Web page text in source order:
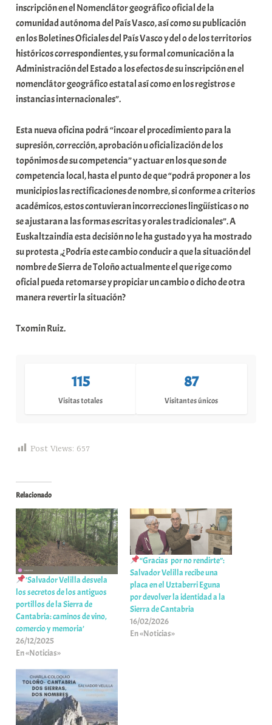
inscripción en el Nomenclátor geográfico oficial de la
comunidad autónoma del País Vasco, así como su publicación
en los Boletines Oficiales del País Vasco y del o de los territorios
históricos correspondientes, y su formal comunicación a la
Administración del Estado a los efectos de su inscripción en el
nomenclátor geográfico estatal así como en los registros e
instancias internacionales”.
Esta nueva oficina podrá “incoar el procedimiento para la
supresión, corrección, aprobación u oficialización de los
topónimos de su competencia” y actuar en los que son de
competencia local, hasta el punto de que “podrá proponer a los
municipios las rectificaciones de nombre, si conforme a criterios
académicos, estos contuvieran incorrecciones lingüísticas o no
se ajustaran a las formas escritas y orales tradicionales”. A
Euskaltzaindia esta decisión no le ha gustado y ya ha mostrado
su protesta ,¿Podría este cambio conducir a que la situación del
nombre de Sierra de Toloño actualmente el que rige como
oficial pueda retomarse y propiciar un cambio o dicho de otra
manera revertir la situación?
Txomin Ruiz.
115
Visitas totales
87
Visitantes únicos
Post Views: 657
Relacionado
’Salvador Velilla desvela
los secretos de los antiguos
portillos de la Sierra de
Cantabria: caminos de vino,
comercio y memoria’
26/12/2025
En «Noticias»
“Gracias por no rendirte”:
Salvador Velilla recibe una
placa en el Uztaberri Eguna
por devolver la identidad a la
Sierra de Cantabria
16/02/2026
En «Noticias»